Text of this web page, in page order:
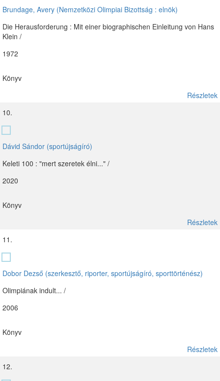
Brundage, Avery (Nemzetközi Olimpiai Bizottság : elnök)
Die Herausforderung : Mit einer biographischen Einleitung von Hans
Klein /
1972
Könyv
Részletek
10.
Dávid Sándor (sportújságíró)
Keleti 100 : "mert szeretek élni..." /
2020
Könyv
Részletek
11.
Dobor Dezső (szerkesztő, riporter, sportújságíró, sporttörténész)
Olimpiának indult... /
2006
Könyv
Részletek
12.